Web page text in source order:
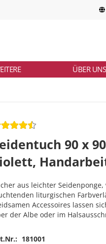
E-Mail
Konto erstellen
Passwort
ÜBER UNS
90 x
aus leichter
liturgischen
Accessoires lassen
der Albe oder im
181001